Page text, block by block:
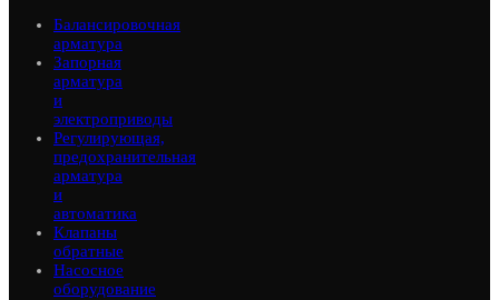
Балансировочная
арматура
Запорная
арматура
и
электроприводы
Регулирующая,
предохранительная
арматура
и
автоматика
Клапаны
обратные
Насосное
оборудование